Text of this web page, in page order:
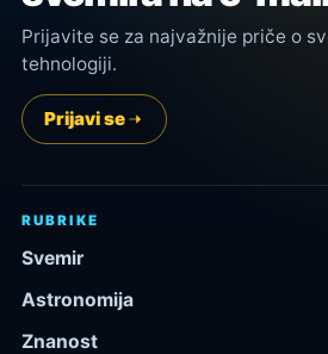
Prijavite se za najvažnije priče o
tehnologiji.
Prijavi se
RUBRIKE
Svemir
Astronomija
Znanost